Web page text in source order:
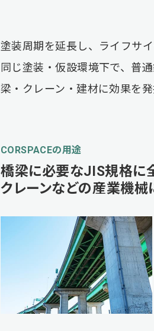
塗装周期を延長し、ライフサ
同じ塗装・仮設環境下で、普
梁・クレーン・建材に効果を発
CORSPACEの用途
橋梁に必要なJIS規格に
クレーンなどの産業機械